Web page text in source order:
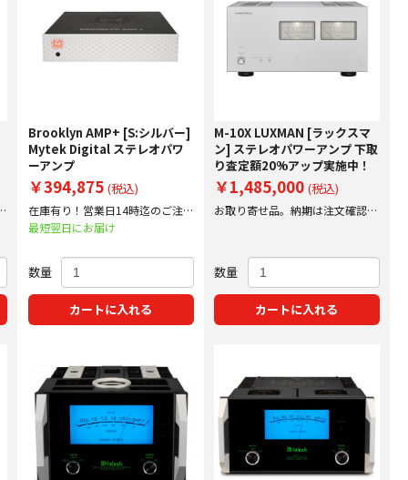
Brooklyn AMP+ [S:シルバー]
Mytek Digital ステレオパワ
ーアンプ
￥394,875 (税込)
在庫有り！営業日14時迄のご注文
で即日出荷！
最短翌日にお届け
数量
カートに入れる
M-10X LUXMAN [ラックスマ
ン] ステレオパワーアンプ 下取
り査定額20%アップ実施中！
￥1,485,000 (税込)
お取り寄せ品。納期は注文確認後
数量
カートに入れる